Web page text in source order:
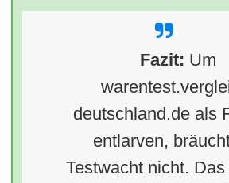
Fazit: Um
deutschland.de als
entlarven,
Testwacht nicht.